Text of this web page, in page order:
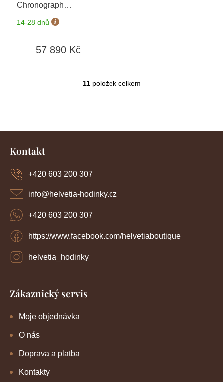
Chronograph
C024.462.18.041.00
14-28 dnů
57 890 Kč
O
a
k
i
11položek celkem
Z
Kontakt
info@helvetia-hodinky.cz
+420 603 200 307
https://www.facebook.com/helvetiaboutique
helvetia_hodinky
+420 603 200 307
Zákaznický servis
Moje objednávka
O nás
Doprava a platba
Kontakty